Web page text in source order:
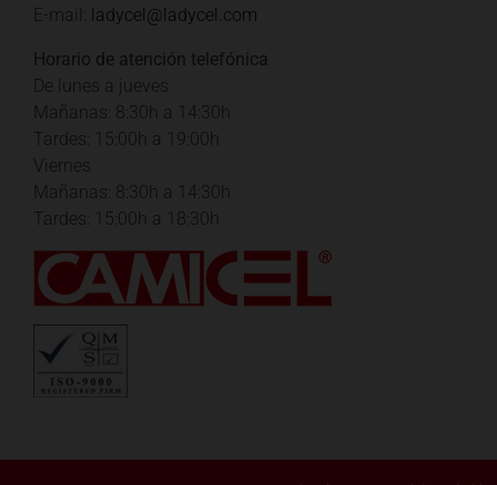
E-mail: ladycel@ladycel.com
Horario de atención telefónica
De lunes a jueves
Mañanas: 8:30h a 14:30h
Tardes: 15:00h a 19:00h
Viernes
Mañanas: 8:30h a 14:30h
Tardes: 15:00h a 18:30h